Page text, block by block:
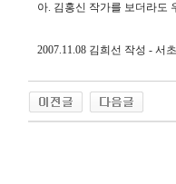
아. 김홍신 작가를 보더라도
2007.11.08 김희선 작성 - 서